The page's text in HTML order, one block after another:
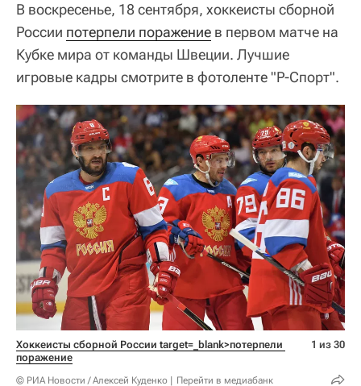
В воскресенье, 18 сентября, хоккеисты сборной
России потерпели поражение в первом матче на
Кубке мира от команды Швеции. Лучшие
игровые кадры смотрите в фотоленте "Р-Спорт".
Хоккеисты сборной России target=_blank>потерпели
поражение
© РИА Новости / Алексей Куденко Перейти в медиабанк
1 из 30